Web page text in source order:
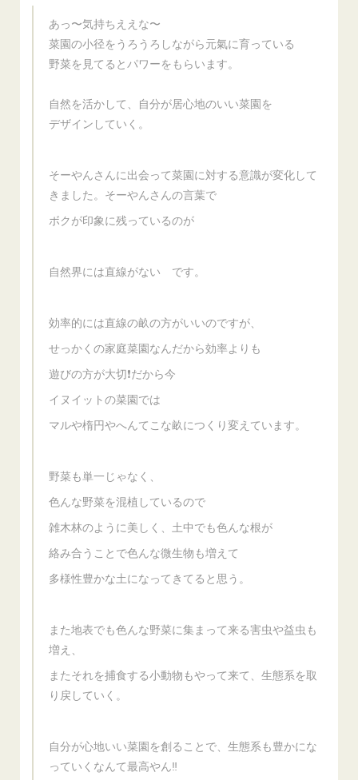
あっ〜気持ちええな〜
菜園の小径をうろうろしながら元氣に育っている
野菜を見てるとパワーをもらいます。
自然を活かして、自分が居心地のいい菜園を
デザインしていく。
そーやんさんに出会って菜園に対する意識が変化して
きました。そーやんさんの言葉で
ボクが印象に残っているのが
自然界には直線がない です。
効率的には直線の畝の方がいいのですが、
せっかくの家庭菜園なんだから効率よりも
遊びの方が大切❗だから今
イヌイットの菜園では
マルや楕円やへんてこな畝につくり変えています。
野菜も単一じゃなく、
色んな野菜を混植しているので
雑木林のように美しく、土中でも色んな根が
絡み合うことで色んな微生物も増えて
多様性豊かな土になってきてると思う。
また地表でも色んな野菜に集まって来る害虫や益虫も
増え、
またそれを捕食する小動物もやって来て、生態系を取
り戻していく。
自分が心地いい菜園を創ることで、生態系も豊かにな
っていくなんて最高やん‼️